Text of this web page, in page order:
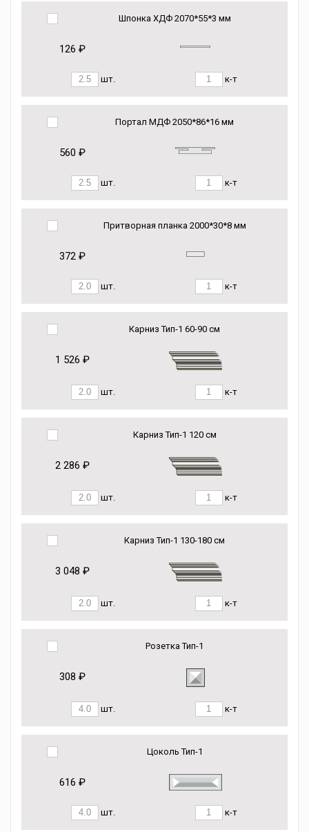
Шпонка ХДФ 2070*55*3 мм
126 ₽
шт. к-т
Портал МДФ 2050*86*16 мм
560 ₽
шт. к-т
Притворная планка 2000*30*8 мм
372 ₽
шт. к-т
Карниз Тип-1 60-90 см
1 526 ₽
шт. к-т
Карниз Тип-1 120 см
2 286 ₽
шт. к-т
Карниз Тип-1 130-180 см
3 048 ₽
шт. к-т
Розетка Тип-1
308 ₽
шт. к-т
Цоколь Тип-1
616 ₽
шт. к-т